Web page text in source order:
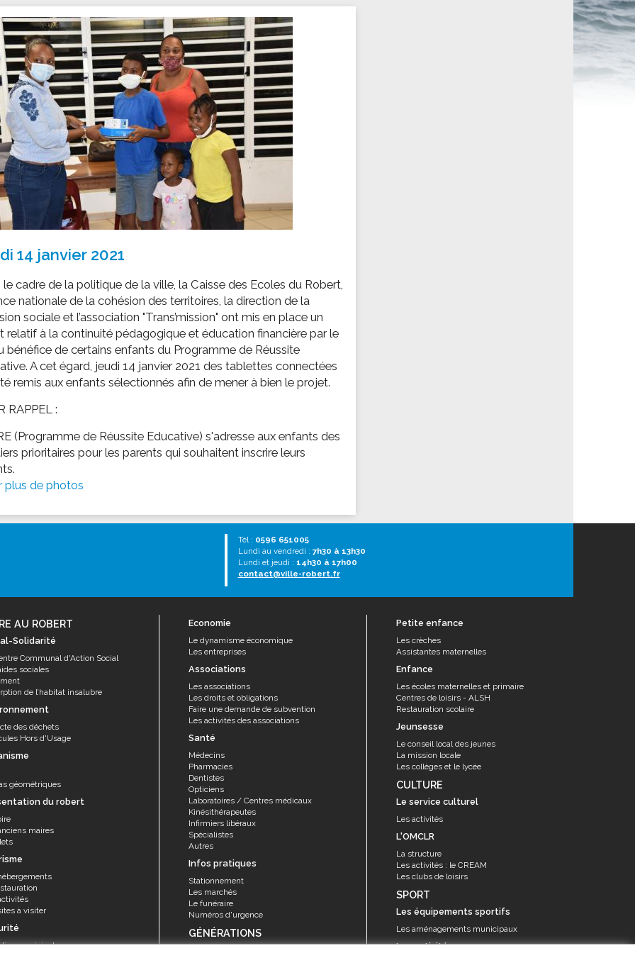
Offres d'emploi
SOCIAL-SOLIDARITÉ
Le Centre Communal d'Action Social
Les aides sociales
Logement
Antenne Municipale de Développement et de
Cohésion Sociale
Epicerie sociale et solidaire "Rayon de Soleil"
Bornes de collecte de l'ACISE
et le lycée
local des jeunes
scolaire
maternelles et primaire
de loisirs - ALSH
famille
ENFANCE
maternelles
Les activités
14 janvier 2021
le cadre de la politique de la ville, la Caisse des Ecoles du Robert,
nationale de la cohésion des territoires, la direction de la
sociale et l’association "Trans’mission" ont mis en place un
relatif à la continuité pédagogique et éducation financière par le
bénéfice de certains enfants du Programme de Réussite
A cet égard, jeudi 14 janvier 2021 des tablettes connectées
remis aux enfants sélectionnés afin de mener à bien le projet.
RAPPEL :
(Programme de Réussite Educative) s'adresse aux enfants des
prioritaires pour les parents qui souhaitent inscrire leurs
plus de photos
Tél : 0596 651005
Lundi au vendredi : 7h30 à 13h30
Lundi et jeudi : 14h30 à 17h00
contact@ville-robert.fr
AU ROBERT
Solidarité
Communal d'Action Social
sociales
de l’habitat insalubre
des déchets
Hors d'Usage
géométriques
du robert
maires
à visiter
municipale
Economie
Le dynamisme économique
Les entreprises
Associations
Les associations
Les droits et obligations
Faire une demande de subvention
Les activités des associations
Santé
Médecins
Pharmacies
Dentistes
Opticiens
Laboratoires / Centres médicaux
Kinésithérapeutes
Infirmiers libéraux
Spécialistes
Autres
Infos pratiques
Stationnement
Les marchés
Le funéraire
Numéros d'urgence
GÉNÉRATIONS
Petite enfance
Les crèches
Assistantes maternelles
Enfance
Les écoles maternelles et primaire
Centres de loisirs - ALSH
Restauration scolaire
Jeunsesse
Le conseil local des jeunes
La mission locale
Les collèges et le lycée
CULTURE
Le service culturel
Les activités
L'OMCLR
La structure
Les activités : le CREAM
Les clubs de loisirs
SPORT
Les équipements sportifs
Les aménagements municipaux
Les activités